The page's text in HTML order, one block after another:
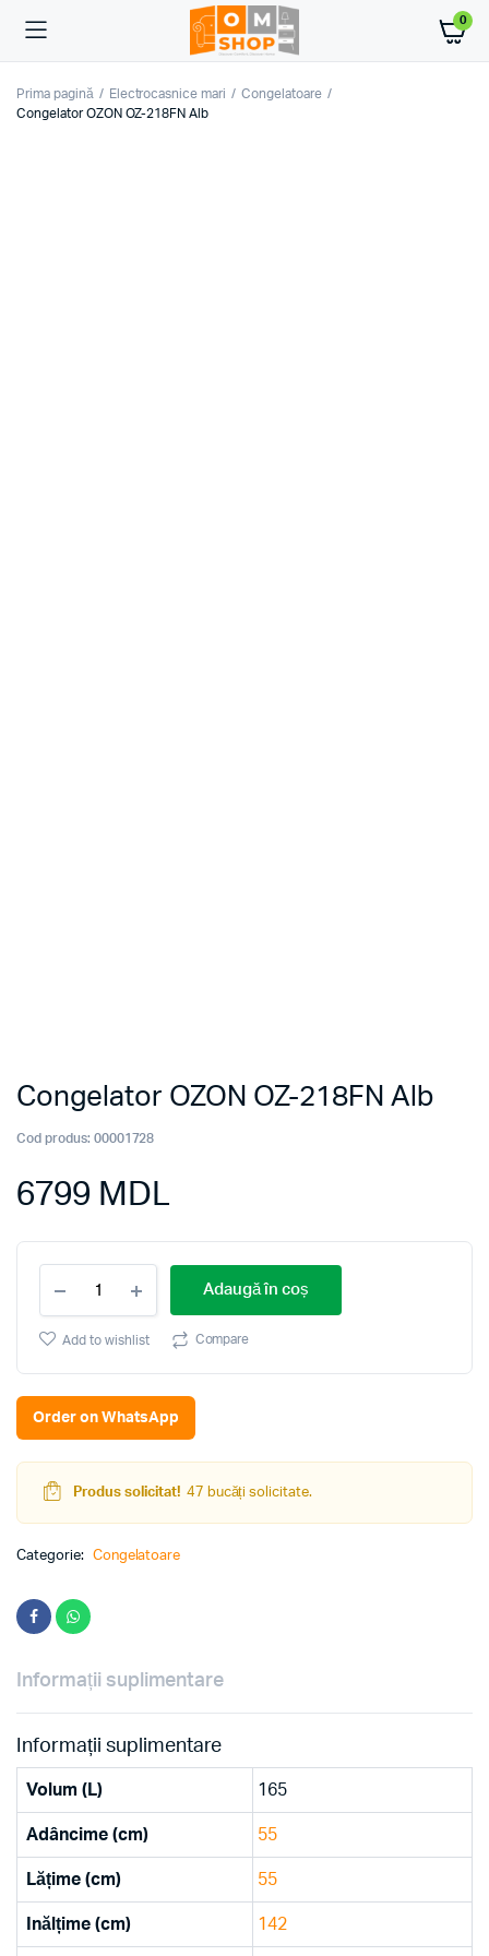
0
Prima pagină Electrocasnice mari
Congelatoare
Congelator OZON OZ-218FN Alb
Congelator OZON OZ-218FN Alb
Cod produs: 00001728
6799 MDL
OZON
OZ-
218FN
quantity
Adaugă în coș
Add to wishlist Compare
Order on WhatsApp
Produs solicitat! 47 bucăți solicitate.
Categorie: Congelatoare
Informații suplimentare
Informații suplimentare
Volum (L) 165
Adâncime (cm) 55
Lățime (cm) 55
Inălțime (cm) 142